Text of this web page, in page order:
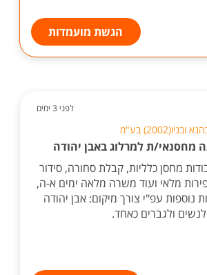
הגשת מועמדות
לפני 3 ימים
בע"מ
מחסנאי/ת למרלוג באבן יהודה
מחסן כלליות, קבלת סחורה, סידור
מלאי ועוד משרה מלאה ימים א-ה,
שעות נוספות עפ"י צורך מיקום: אבן יהודה
ולגברים כאחד.